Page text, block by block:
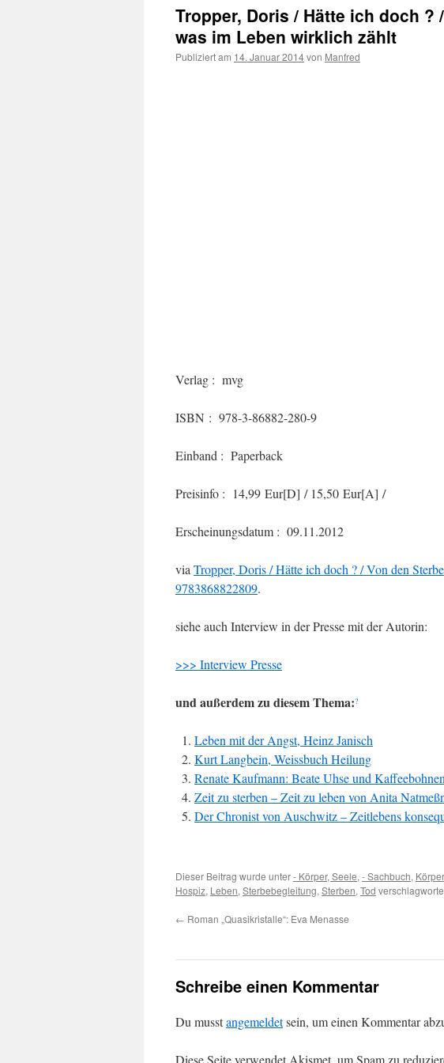
Tropper, Doris / Hätte ich doch ?
was im Leben wirklich zählt
Publiziert am 14. Januar 2014von Manfred
Verlag : mvg
ISBN : 978-3-86882-280-9
Einband : Paperback
Preisinfo : 14,99 Eur[D] / 15,50 Eur[A] /
Erscheinungsdatum : 09.11.2012
via Tropper, Doris / Hätte ich doch ? / Von den
9783868822809.
siehe auch Interview in der Presse mit der Autorin:
>>> Interview Presse
und außerdem zu diesem Thema:?
Leben mit der Angst, Heinz Janisch
Kurt Langbein, Weissbuch Heilung
Renate Kaufmann: Beate Uhse und
Zeit zu sterben – Zeit zu leben von Anita
Der Chronist von Auschwitz – Zeitlebens
Dieser Beitrag wurde unter- Körper, Seele, - Sachbuch,
Hospiz, Leben, Sterbebegleitung, Sterben, Tod
← Roman „Quasikristalle“: Eva Menasse
Schreibe einen Kommentar
Du musstangemeldetsein, um einen Kommentar
Diese Seite verwendet Akismet, um Spam zu